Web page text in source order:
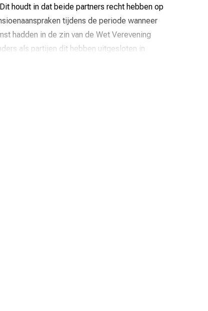
betekent dit dat die goederen of schulden
beide partners, dat dit goed of die schuld
partner.
of bij gift is bepaald, dat zij buiten de
de gemeenschap van goederen.
houdt in dat beide partners recht hebben op
tijdens de periode wanneer
hadden in de zin van de Wet Verevening
als partijen dit hebben uitgesloten in